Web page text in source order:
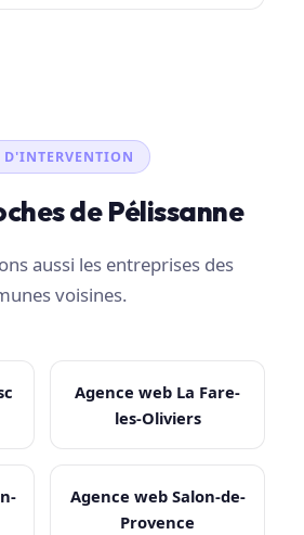
D'INTERVENTION
de Pélissanne
aussi les entreprises des
voisines.
Agence web La Fare-
les-Oliviers
Agence web Salon-de-
Provence